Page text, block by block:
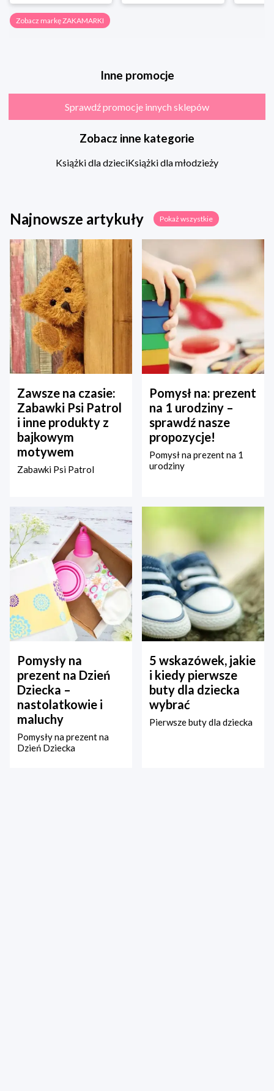
Zobacz markę ZAKAMARKI
Inne promocje
Sprawdź promocje innych sklepów
Zobacz inne kategorie
Książki dla dzieciKsiążki dla młodzieży
Najnowsze artykuły Pokaż wszystkie
Zawsze na czasie:
Zabawki Psi Patrol
i inne produkty z
bajkowym
motywem
Zabawki Psi Patrol
Pomysł na: prezent
na 1 urodziny –
sprawdź nasze
propozycje!
Pomysł na prezent na 1
urodziny
Pomysły na
prezent na Dzień
Dziecka –
nastolatkowie i
maluchy
Pomysły na prezent na
Dzień Dziecka
5 wskazówek, jakie
i kiedy pierwsze
buty dla dziecka
wybrać
Pierwsze buty dla dziecka